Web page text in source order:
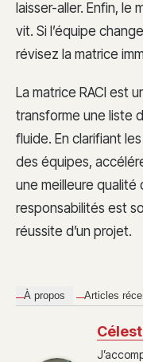
laisser-aller. Enfin, le
vit. Si l’équipe
révisez la matrice
La matrice RACI est
transforme une liste
fluide. En clarifiant
des équipes,
une meilleure qualité
responsabilités est
réussite d’un projet.
À propos Articles